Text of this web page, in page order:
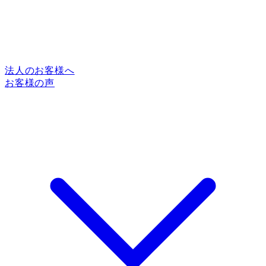
法人のお客様へ
お客様の声